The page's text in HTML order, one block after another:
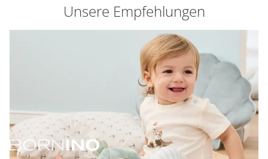
Unsere Empfehlungen